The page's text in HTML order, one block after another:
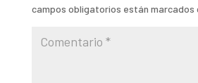
campos obligatorios están marcados